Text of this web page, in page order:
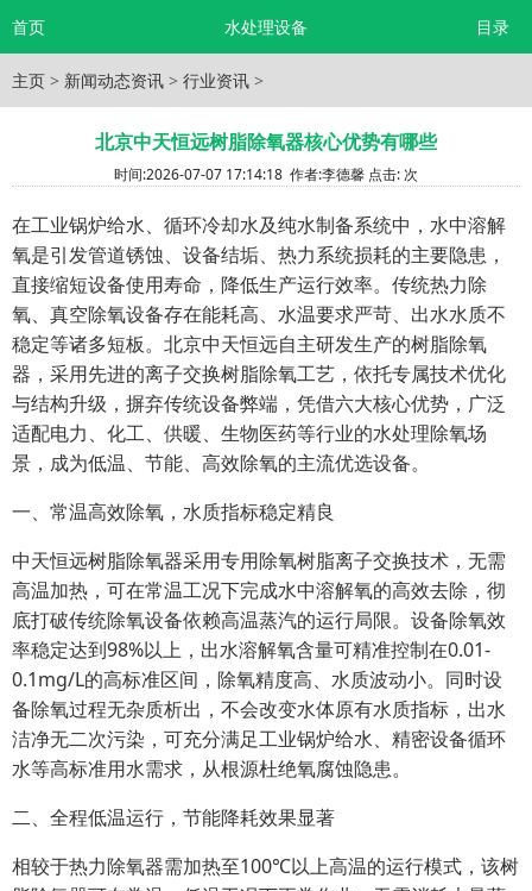
首页 水处理设备 目录
主页 > 新闻动态资讯 > 行业资讯 >
北京中天恒远树脂除氧器核心优势有哪些
时间:2026-07-07 17:14:18 作者:李德馨 点击: 次
在工业锅炉给水、循环冷却水及纯水制备系统中，水中溶解
氧是引发管道锈蚀、设备结垢、热力系统损耗的主要隐患，
直接缩短设备使用寿命，降低生产运行效率。传统热力除
氧、真空除氧设备存在能耗高、水温要求严苛、出水水质不
稳定等诸多短板。北京中天恒远自主研发生产的树脂除氧
器，采用先进的离子交换树脂除氧工艺，依托专属技术优化
与结构升级，摒弃传统设备弊端，凭借六大核心优势，广泛
适配电力、化工、供暖、生物医药等行业的水处理除氧场
景，成为低温、节能、高效除氧的主流优选设备。
一、常温高效除氧，水质指标稳定精良
中天恒远树脂除氧器采用专用除氧树脂离子交换技术，无需
高温加热，可在常温工况下完成水中溶解氧的高效去除，彻
底打破传统除氧设备依赖高温蒸汽的运行局限。设备除氧效
率稳定达到98%以上，出水溶解氧含量可精准控制在0.01-
0.1mg/L的高标准区间，除氧精度高、水质波动小。同时设
备除氧过程无杂质析出，不会改变水体原有水质指标，出水
洁净无二次污染，可充分满足工业锅炉给水、精密设备循环
水等高标准用水需求，从根源杜绝氧腐蚀隐患。
二、全程低温运行，节能降耗效果显著
相较于热力除氧器需加热至100℃以上高温的运行模式，该树